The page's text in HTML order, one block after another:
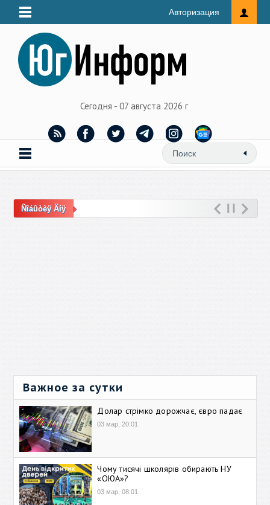
Авторизация
Сегодня - 07 августа 2026 г
Ñîáûòèÿ Äíÿ
Важное за сутки
Долар стрімко дорожчає, євро падає
03 мар, 20:01
Чому тисячі школярів обирають НУ
«ОЮА»?
03 мар, 08:01